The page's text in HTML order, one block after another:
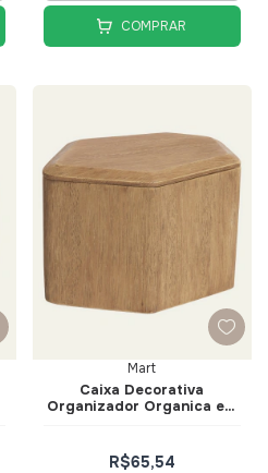
COMPRAR
Mart
Caixa Decorativa
Organizador Organica em
R$65,54